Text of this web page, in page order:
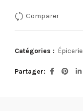
Comparer
Catégories : Épicerie
Partager